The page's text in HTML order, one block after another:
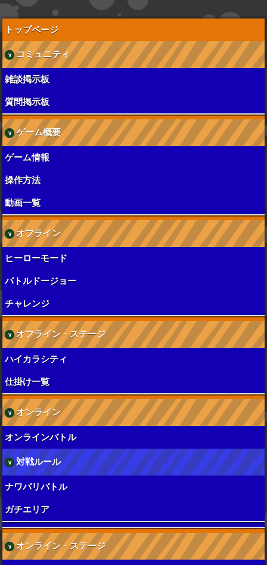
トップページ
コミュニティ
雑談掲示板
質問掲示板
ゲーム概要
ゲーム情報
操作方法
動画一覧
オフライン
ヒーローモード
バトルドージョー
チャレンジ
オフライン・ステージ
ハイカラシティ
仕掛け一覧
オンライン
オンラインバトル
対戦ルール
ナワバリバトル
ガチエリア
オンライン・ステージ